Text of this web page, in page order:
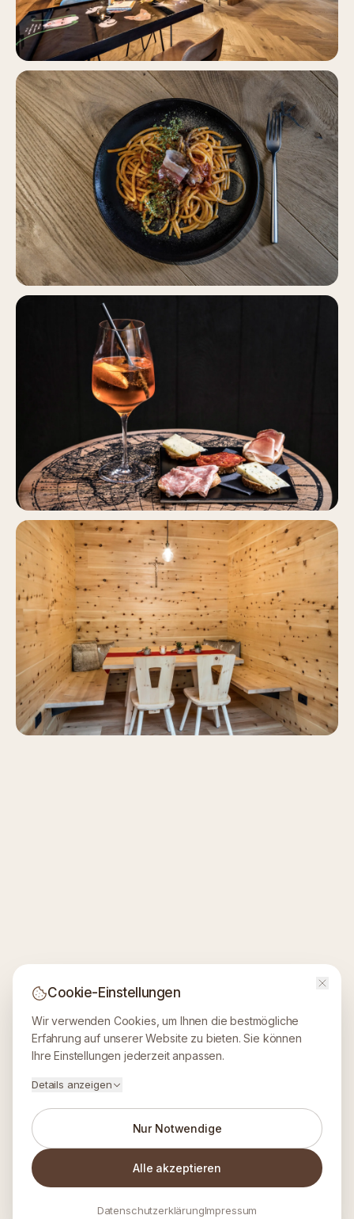
Cookie-Einstellungen
Wir verwenden Cookies, um Ihnen die bestmögliche
Erfahrung auf unserer Website zu bieten. Sie können
Ihre Einstellungen jederzeit anpassen.
Details anzeigen
Nur Notwendige
Alle akzeptieren
DatenschutzerklärungImpressum